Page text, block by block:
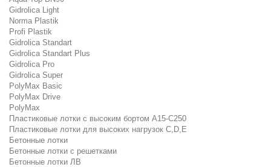
Gidrolica Light
Norma Plastik
Profi Plastik
Gidrolica Standart
Gidrolica Standart Plus
Gidrolica Pro
Gidrolica Super
PolyMax Basic
PolyMax Drive
PolyMax
Пластиковые лотки с высоким бортом А15-C250
Пластиковые лотки для высоких нагрузок C,D,E
Бетонные лотки
Бетонные лотки с решетками
Бетонные лотки ЛВ